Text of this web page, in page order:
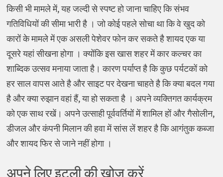
किसी भी मामले में, यह जल्दी से स्पष्ट हो जाना चाहिए कि संभव
गतिविधियों की सीमा भारी है । जो कोई पहले सोचा था कि वे खुद को
कारों के मामले में एक असली पेशेवर फोन कर सकते है शायद एक या
दूसरे यहां सीखना होगा । क्योंकि इस खास शहर में कार कल्चर का
शाब्दिक उत्सव मनाया जाता है। कारण पर्याप्त है कि कुछ पर्यटकों को
हर साल वापस आते है और साइट पर देखना चाहते है कि क्या बदल गया
है और क्या रुझान वहां हैं, या हो सकता है । अपने व्यक्तिगत कार्यक्रम
को एक साथ रखें। अपने उत्साही पूर्ववर्तियों में शामिल हों और गैसोलीन,
डीजल और कंपनी मिलान की हवा में सांस लें शहर है कि आगंतुक कब्जा
और शायद फिर से जाने नहीं होगा ।
अपने लिए इटली की खोज करें